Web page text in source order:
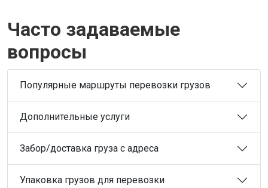
Часто задаваемые
вопросы
Популярные маршруты перевозки грузов
Дополнительные услуги
Забор/доставка груза с адреса
Упаковка грузов для перевозки